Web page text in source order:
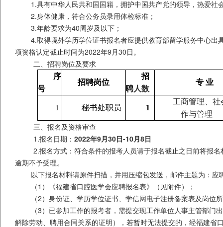
1.具有中华人民共和国国籍，拥护中国共产党的领导，热爱社
2.身体健康，符合公务员录用体检标准；
3.年龄要求为40周岁及以下；
4.取得境外学历学位证书报名者应提供教育部留学服务中心出
项资格认定截止时间为2022年9 月30日。
二、招聘岗位及要求
序
号
招聘岗位
招
聘人数
专 业
1 秘书处职员 1
工商管理、社
作与管理
三、报名及资格审查
1.报名日期：2022年9月30日-10月8日
2.报名方式：符合条件的报考人员请于报名截止之日前将报
逾期不予受理。
以下报名材料请原件扫描，并用压缩包发送，邮件主题为：应
（1 ）《福建省口腔医学会应聘报名表》（见附件）；
（2）身份证、学历学位证书、学信网电子注册备案表及岗位
（3）已参加工作的报考者，需提交现工作单位人事主管部门
解除劳动、聘用合同关系的证明），若暂时无法提交的，经福建省